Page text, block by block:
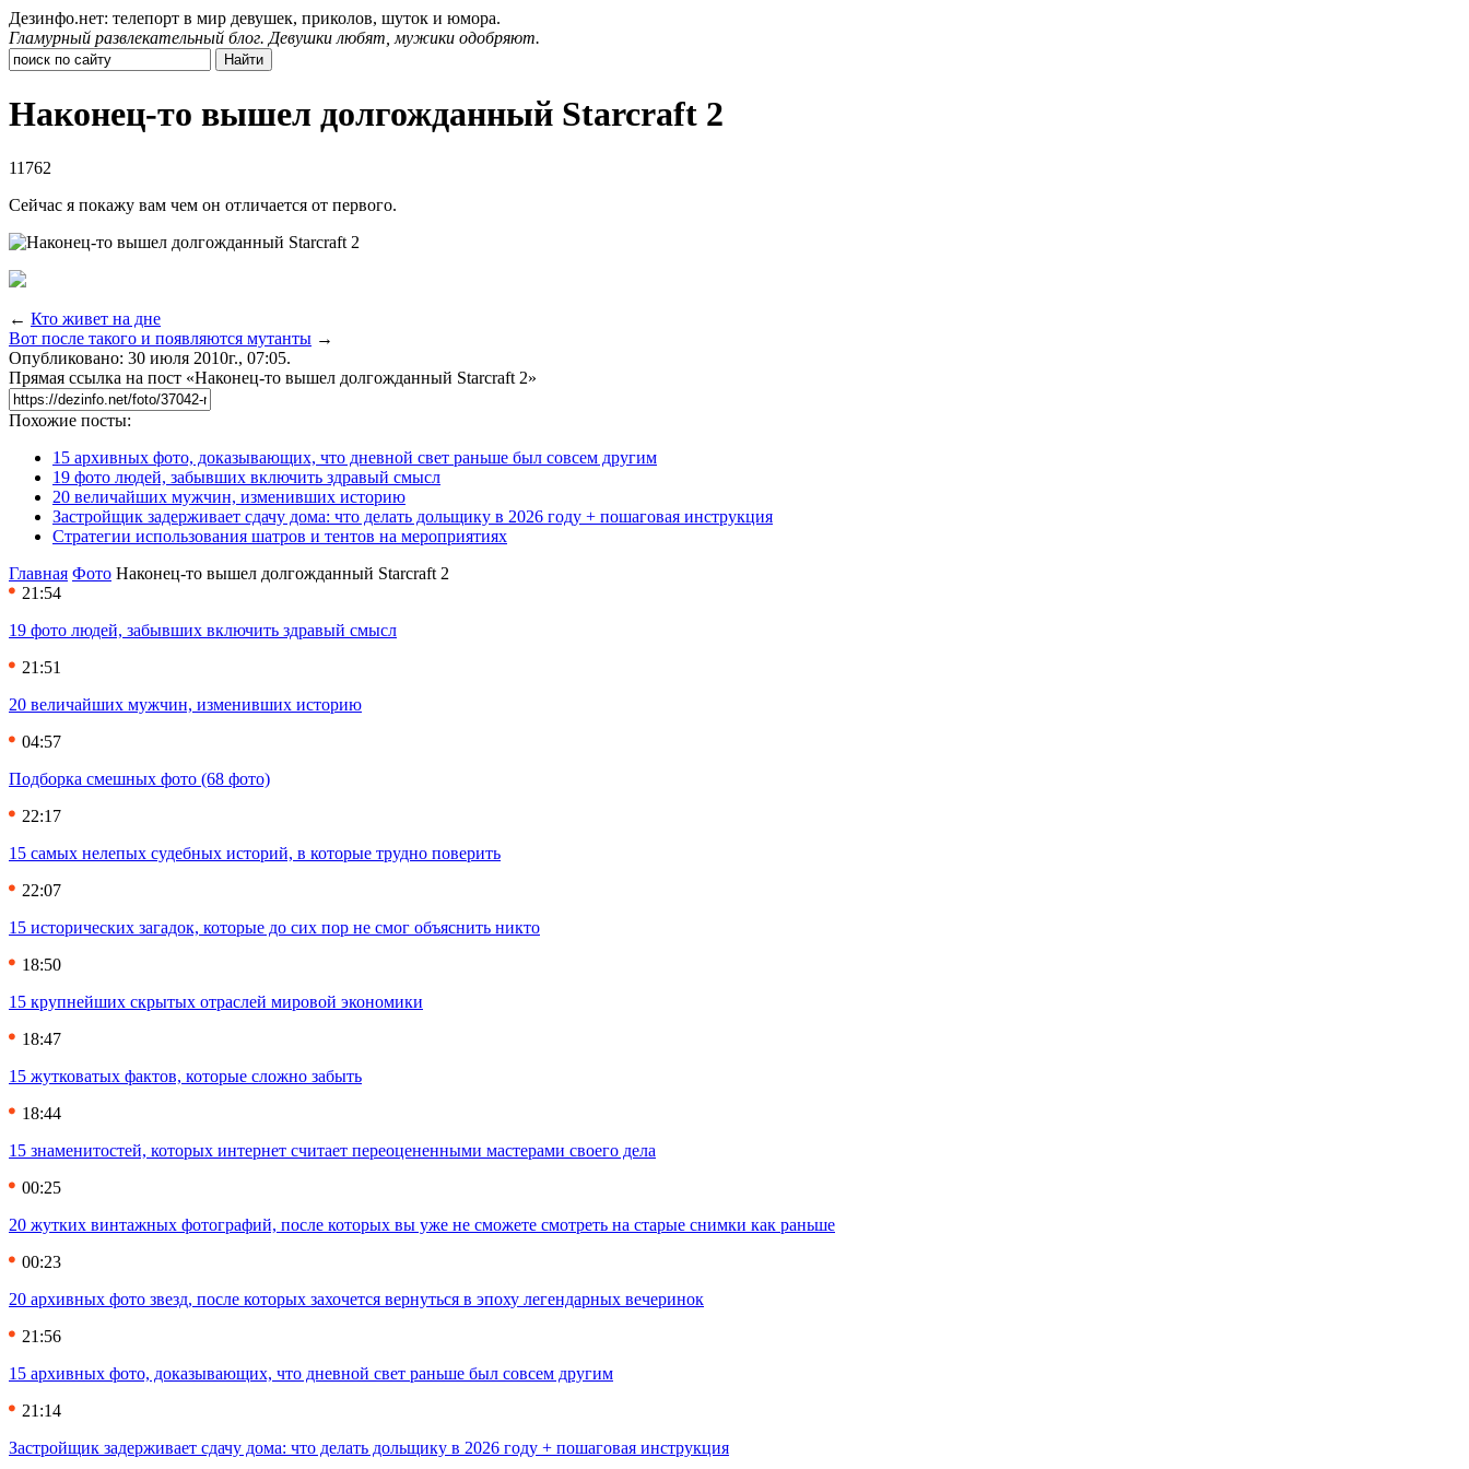
Дезинфо.нет: телепорт в мир девушек, приколов, шуток и юмора.
Гламурный развлекательный блог. Девушки любят, мужики одобряют.
Наконец-то вышел долгожданный Starcraft 2
11762
Сейчас я покажу вам чем он отличается от первого.
← Кто живет на дне
Вот после такого и появляются мутанты →
Опубликовано: 30 июля 2010г., 07:05.
Прямая ссылка на пост «Наконец-то вышел долгожданный Starcraft 2»
Похожие посты:
15 архивных фото, доказывающих, что дневной свет раньше был совсем другим
19 фото людей, забывших включить здравый смысл
20 величайших мужчин, изменивших историю
Застройщик задерживает сдачу дома: что делать дольщику в 2026 году + пошаговая инструкция
Стратегии использования шатров и тентов на мероприятиях
Главная Фото Наконец-то вышел долгожданный Starcraft 2
21:54
19 фото людей, забывших включить здравый смысл
21:51
20 величайших мужчин, изменивших историю
04:57
Подборка смешных фото (68 фото)
22:17
15 самых нелепых судебных историй, в которые трудно поверить
22:07
15 исторических загадок, которые до сих пор не смог объяснить никто
18:50
15 крупнейших скрытых отраслей мировой экономики
18:47
15 жутковатых фактов, которые сложно забыть
18:44
15 знаменитостей, которых интернет считает переоцененными мастерами своего дела
00:25
20 жутких винтажных фотографий, после которых вы уже не сможете смотреть на старые снимки как раньше
00:23
20 архивных фото звезд, после которых захочется вернуться в эпоху легендарных вечеринок
21:56
15 архивных фото, доказывающих, что дневной свет раньше был совсем другим
21:14
Застройщик задерживает сдачу дома: что делать дольщику в 2026 году + пошаговая инструкция